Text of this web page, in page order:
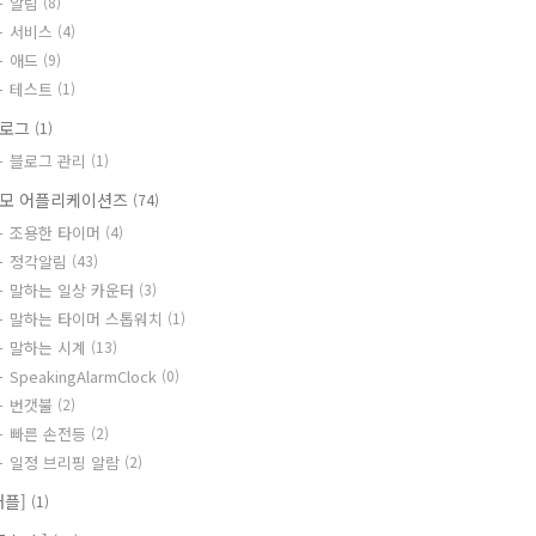
서비스 (4)
애드 (9)
테스트 (1)
그 (1)
블로그 관리 (1)
어플리케이션즈 (74)
조용한 타이머 (4)
정각알림 (43)
말하는 일상 카운터 (3)
말하는 타이머 스톱워치 (1)
말하는 시계 (13)
SpeakingAlarmClock (0)
번갯불 (2)
빠른 손전등 (2)
일정 브리핑 알람 (2)
플] (1)